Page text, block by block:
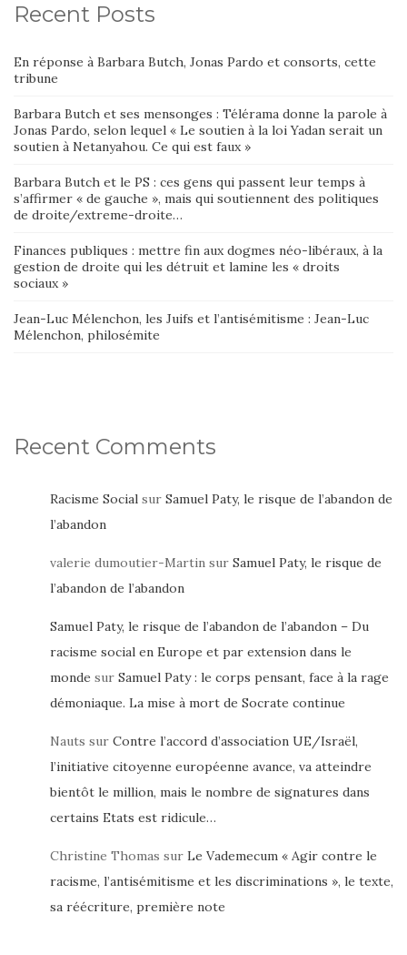
Recent Posts
En réponse à Barbara Butch, Jonas Pardo et consorts, cette
tribune
Barbara Butch et ses mensonges : Télérama donne la parole à
Jonas Pardo, selon lequel « Le soutien à la loi Yadan serait un
soutien à Netanyahou. Ce qui est faux »
Barbara Butch et le PS : ces gens qui passent leur temps à
s’affirmer « de gauche », mais qui soutiennent des politiques
de droite/extreme-droite…
Finances publiques : mettre fin aux dogmes néo-libéraux, à la
gestion de droite qui les détruit et lamine les « droits
sociaux »
Jean-Luc Mélenchon, les Juifs et l’antisémitisme : Jean-Luc
Mélenchon, philosémite
Recent Comments
Racisme Social sur Samuel Paty, le risque de l’abandon de
l’abandon
valerie dumoutier-Martin sur Samuel Paty, le risque de
l’abandon de l’abandon
Samuel Paty, le risque de l’abandon de l’abandon – Du
racisme social en Europe et par extension dans le
monde sur Samuel Paty : le corps pensant, face à la rage
démoniaque. La mise à mort de Socrate continue
Nauts sur Contre l’accord d’association UE/Israël,
l’initiative citoyenne européenne avance, va atteindre
bientôt le million, mais le nombre de signatures dans
certains Etats est ridicule…
Christine Thomas sur Le Vademecum « Agir contre le
racisme, l’antisémitisme et les discriminations », le texte,
sa réécriture, première note